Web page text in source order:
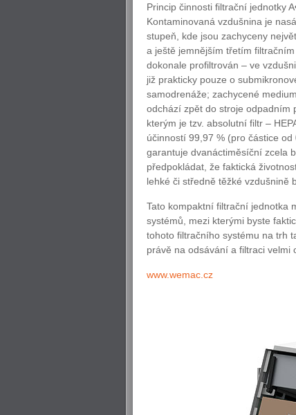
Princip činnosti filtrační jednotky
Kontaminovaná vzdušnina je
stupeň, kde jsou zachyceny
a ještě jemnějším třetím
dokonale profiltrován – ve
již prakticky pouze o
samodrenáže; zachycené
odchází zpět do stroje odpadním
kterým je tzv. absolutní filtr –
účinností 99,97 % (pro částice
garantuje dvanáctiměsíční zcela
předpokládat, že faktická
lehké či středně těžké vzdušnině
Tato kompaktní filtrační jednotka
systémů, mezi kterými byste
tohoto filtračního systému na trh
právě na odsávání a filtraci velmi
www.wemac.cz